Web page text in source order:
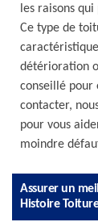
les raisons
Ce type de
détérioration
conseillé pour
contacter,
pour vous
moindre
Assurer un
Histoire Toiture